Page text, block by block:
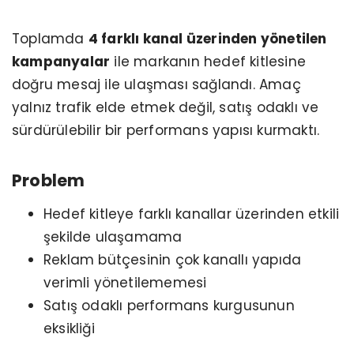
Toplamda 4 farklı kanal üzerinden yönetilen
kampanyalar ile markanın hedef kitlesine
doğru mesaj ile ulaşması sağlandı. Amaç
yalnız trafik elde etmek değil, satış odaklı ve
sürdürülebilir bir performans yapısı kurmaktı.
Problem
Hedef kitleye farklı kanallar üzerinden etkili
şekilde ulaşamama
Reklam bütçesinin çok kanallı yapıda
verimli yönetilememesi
Satış odaklı performans kurgusunun
eksikliği